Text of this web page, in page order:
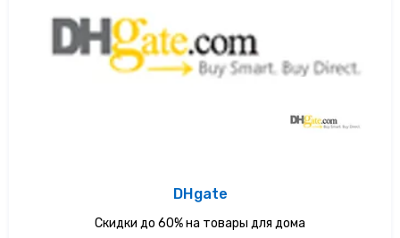
DHgate
Скидки до 60% на товары для дома